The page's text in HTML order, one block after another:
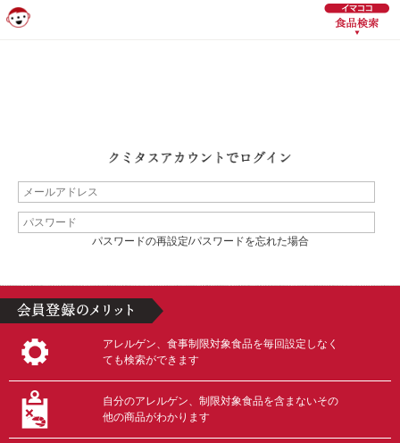
パスワードの再設定/パスワードを忘れた場合
アレルゲン、食事制限対象食品を毎回設定しなく
ても検索ができます
自分のアレルゲン、制限対象食品を含まないその
他の商品がわかります